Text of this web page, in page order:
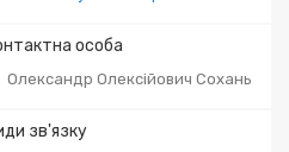
Олександр Олексійович Сохань